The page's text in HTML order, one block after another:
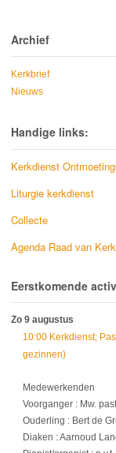
Archief
Kerkbrief
Nieuws
Handige links:
Kerkdienst
Liturgie kerkdienst
Collecte
Agenda Raad van
Eerstkomende
Zo 9 augustus
10:00 Kerkdienst;
gezinnen)
Medewerkenden
Voorganger : Mw.
Ouderling : Bert de
Diaken : Aarnoud